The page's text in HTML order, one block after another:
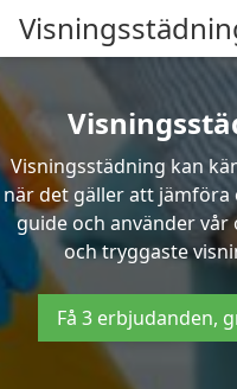
Visningsstädning kan
när det gäller att
guide och använder
och tryggaste
Få 3 erbjudanden,